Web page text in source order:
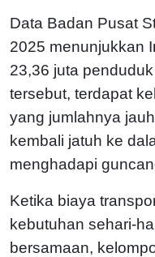
Data Badan Pusat
2025 menunjukkan
23,36 juta
tersebut, terdapat
yang jumlahnya
kembali jatuh ke
menghadapi
Ketika biaya
kebutuhan sehari-
bersamaan,